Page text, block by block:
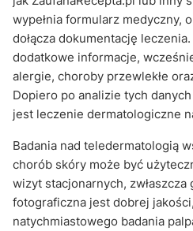
wypełnia formularz medyczny,
dołącza dokumentację
dodatkowe informacje,
alergie, choroby przewlekłe
Dopiero po analizie tych
jest leczenie dermatologiczne
Badania nad teledermatologią
chorób skóry może być
wizyt stacjonarnych, zwłaszcza
fotograficzna jest dobrej
natychmiastowego badania